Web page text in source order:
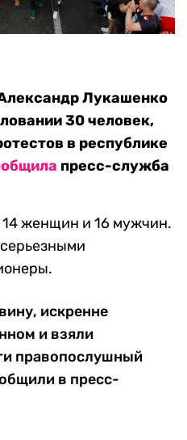
Лукашенко
30 человек,
в республике
пресс-служба
женщин и 16 мужчин.
искренне
и взяли
правопослушный
в пресс-